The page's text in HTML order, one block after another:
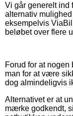
Vi går generelt ind
alternativ
eksempelvis
beløbet over flere
Forud for at
man for at være
dog almindeligvis
Alternativet er at
mærke godkendt,